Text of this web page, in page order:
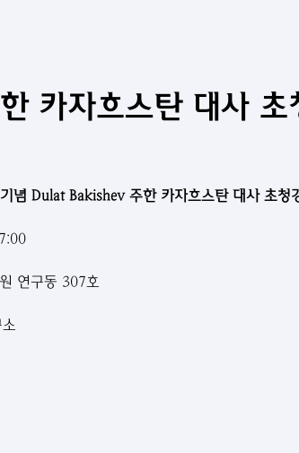
카자흐스탄 대사 초
념 Dulat Bakishev 주한 카자흐스탄 대사 초청
연구동 307호